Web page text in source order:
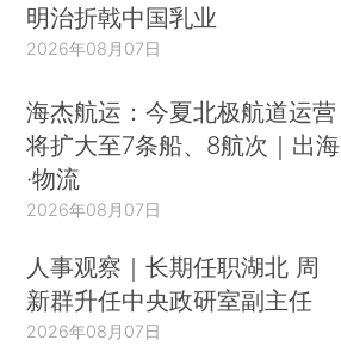
明治折戟中国乳业
2026年08月07日
海杰航运：今夏北极航道运营
将扩大至7条船、8航次｜出海
·物流
2026年08月07日
人事观察｜长期任职湖北 周
新群升任中央政研室副主任
2026年08月07日